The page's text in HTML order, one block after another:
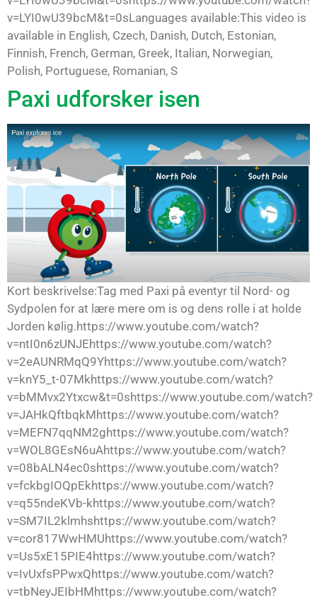
v=LYI0wU39bcM&t=0sLanguages available:This video is
available in English, Czech, Danish, Dutch, Estonian,
Finnish, French, German, Greek, Italian, Norwegian,
Polish, Portuguese, Romanian, S
Paxi udforsker isen
Kort beskrivelse:Tag med Paxi på eventyr til Nord- og
Sydpolen for at lære mere om is og dens rolle i at holde
Jorden kølig.https://www.youtube.com/watch?
v=ntI0n6zUNJEhttps://www.youtube.com/watch?
v=2eAUNRMqQ9Yhttps://www.youtube.com/watch?
v=knY5_t-07Mkhttps://www.youtube.com/watch?
v=bMMvx2Ytxcw&t=0shttps://www.youtube.com/watch?
v=JAHkQftbqkMhttps://www.youtube.com/watch?
v=MEFN7qqNM2ghttps://www.youtube.com/watch?
v=WOL8GEsN6uAhttps://www.youtube.com/watch?
v=08bALN4ec0shttps://www.youtube.com/watch?
v=fckbgIOQpEkhttps://www.youtube.com/watch?
v=q55ndeKVb-khttps://www.youtube.com/watch?
v=SM7IL2klmhshttps://www.youtube.com/watch?
v=cor817WwHMUhttps://www.youtube.com/watch?
v=Us5xE15PIE4https://www.youtube.com/watch?
v=IvUxfsPPwxQhttps://www.youtube.com/watch?
v=tbNeyJEIbHMhttps://www.youtube.com/watch?